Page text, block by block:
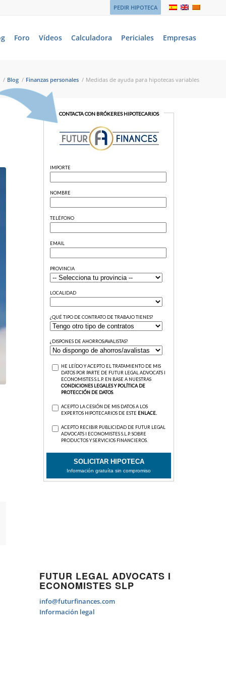
PEDIR HIPOTECA
Foro Vídeos Calculadora Periciales Empresas
/ Blog / Finanzas personales / Medidas de ayuda para hipotecas variables
FUTUR LEGAL ADVOCATS I
ECONOMISTES SLP
info@futurfinances.com
Información legal